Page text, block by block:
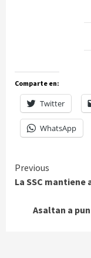
Comparte en:
Twitter
WhatsApp
Continue
Previous
La SSC
Asaltan a